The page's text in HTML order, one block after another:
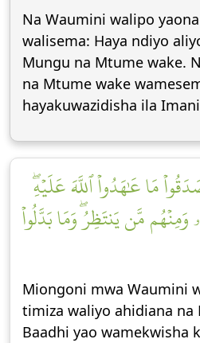
Na Waumini walipo
walisema: Haya ndiyo
Mungu na Mtume wake.
na Mtume wake
hayakuwazidisha ila
مَا عَٰهَدُواْ ٱللَّهَ عَلَيۡهِۖ
مَّن يَنتَظِرُۖ وَمَا بَدَّلُواْ
Miongoni mwa Waumini
timiza waliyo ahidiana na
Baadhi yao wamekwisha